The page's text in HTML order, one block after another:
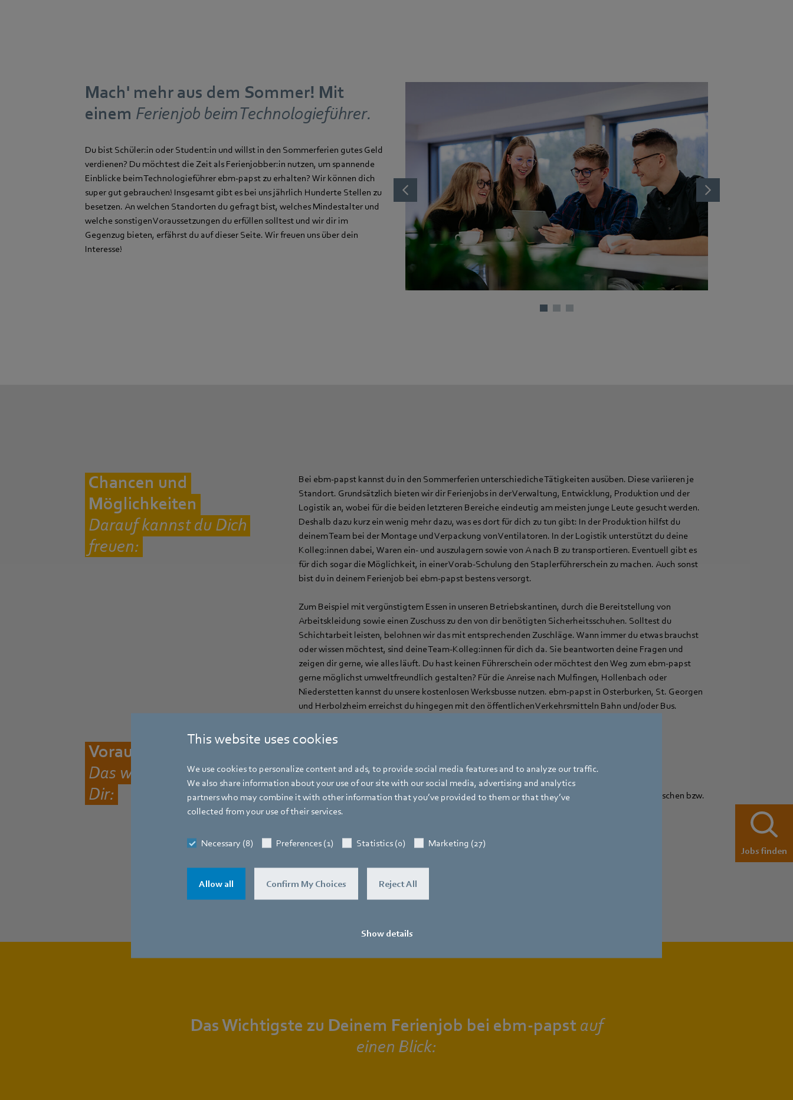
This website uses cookies
We use cookies to personalize content and ads, to provide social media features and to analyze our traffic.
We also share information about your use of our site with our social media, advertising and analytics
partners who may combine it with other information that you’ve provided to them or that they’ve
collected from your use of their services.
Necessary (8) Preferences (1) Statistics (0) Marketing (27)
Allow all Confirm My Choices Reject All
Show details
Mach' mehr aus dem Sommer! Mit
einem Ferienjob beim Technologieführer.
Du bist Schüler:in oder Student:in und willst in den Sommerferien gutes Geld
verdienen? Du möchtest die Zeit als Ferienjobber:in nutzen, um spannende
Einblicke beim Technologieführer ebm‑papst zu erhalten? Wir können dich
super gut gebrauchen! Insgesamt gibt es bei uns jährlich Hunderte Stellen zu
besetzen. An welchen Standorten du gefragt bist, welches Mindestalter und
welche sonstigen Voraussetzungen du erfüllen solltest und wir dir im
Gegenzug bieten, erfährst du auf dieser Seite. Wir freuen uns über dein
Interesse!
Chancen und
Möglichkeiten
Darauf kannst du Dich
freuen:
Bei ebm‑papst kannst du in den Sommerferien unterschiediche Tätigkeiten ausüben. Diese variieren je
Standort. Grundsätzlich bieten wir dir Ferienjobs in der Verwaltung, Entwicklung, Produktion und der
Logistik an, wobei für die beiden letzteren Bereiche eindeutig am meisten junge Leute gesucht werden.
Deshalb dazu kurz ein wenig mehr dazu, was es dort für dich zu tun gibt: In der Produktion hilfst du
deinem Team bei der Montage und Verpackung von Ventilatoren. In der Logistik unterstützt du deine
Kolleg:innen dabei, Waren ein- und auszulagern sowie von A nach B zu transportieren. Eventuell gibt es
für dich sogar die Möglichkeit, in einer Vorab-Schulung den Staplerführerschein zu machen. Auch sonst
bist du in deinem Ferienjob bei ebm‑papst bestens versorgt.
Zum Beispiel mit vergünstigtem Essen in unseren Betriebskantinen, durch die Bereitstellung von
Arbeitskleidung sowie einen Zuschuss zu den von dir benötigten Sicherheitsschuhen. Solltest du
Schichtarbeit leisten, belohnen wir das mit entsprechenden Zuschläge. Wann immer du etwas brauchst
oder wissen möchtest, sind deine Team-Kolleg:innen für dich da. Sie beantworten deine Fragen und
zeigen dir gerne, wie alles läuft. Du hast keinen Führerschein oder möchtest den Weg zum ebm‑papst
gerne möglichst umweltfreundlich gestalten? Für die Anreise nach Mulfingen, Hollenbach oder
Niederstetten kannst du unsere kostenlosen Werksbusse nutzen. ebm‑papst in Osterburken, St. Georgen
und Herbolzheim erreichst du hingegen mit den öffentlichen Verkehrsmitteln Bahn und/oder Bus.
Voraussetzungen
Das wünschen wir uns von
Dir:
Mindestens drei Wochen Zeit und Lust mit anzupacken
Tabellarischen Lebenslauf inkl. Angabe des möglichen Arbeitszeitraums sowie deiner schulischen bzw.
beruflichen Situation nach Ferienende
Das Wichtigste zu Deinem Ferienjob bei ebm‑papstauf
einen Blick:
Jobs finden